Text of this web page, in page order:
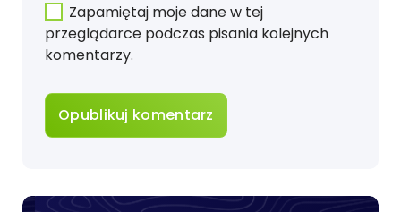
Zapamiętaj moje dane w tej
przeglądarce podczas pisania kolejnych
komentarzy.